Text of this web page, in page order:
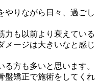
やりながら日々、過ごし
力も以前より衰えている
メージは大きいなと感じ
方も多いと思います。
盤矯正で施術をしてくれ